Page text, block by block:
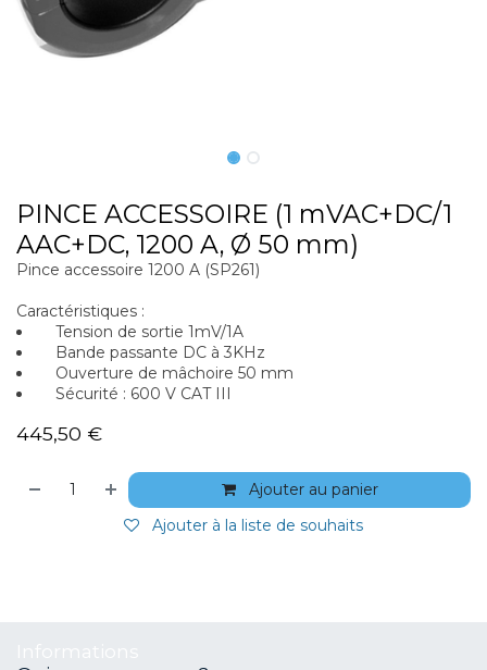
PINCE ACCESSOIRE (1 mVAC+DC/1
AAC+DC, 1200 A, Ø 50 mm)
Pince accessoire 1200 A (SP261)
Caractéristiques :
Tension de sortie 1mV/1A
Bande passante DC à 3KHz
Ouverture de mâchoire 50 mm
Sécurité : 600 V CAT III
445,50 €
Ajouter au panier
Ajouter à la liste de souhaits